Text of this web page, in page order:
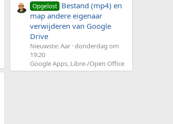
Opgelost Bestand (mp4) en
map andere eigenaar
verwijderen van Google
Drive
Nieuwste: Aar donderdag om
19:20
Google Apps, Libre-/Open Office